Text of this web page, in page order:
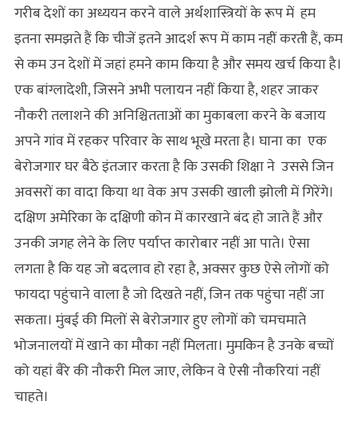
गरीब देशों का अध्ययन करने वाले अर्थशास्त्रियों के रूप में हम
इतना समझते हैं कि चीजें इतने आदर्श रूप में काम नहीं करती हैं, कम
से कम उन देशों में जहां हमने काम किया है और समय खर्च किया है।
एक बांग्लादेशी, जिसने अभी पलायन नहीं किया है, शहर जाकर
नौकरी तलाशने की अनिश्चितताओं का मुकाबला करने के बजाय
अपने गांव में रहकर परिवार के साथ भूखे मरता है। घाना का एक
बेरोजगार घर बैठे इंतजार करता है कि उसकी शिक्षा ने उससे जिन
अवसरों का वादा किया था वेक अप उसकी खाली झोली में गिरेंगे।
दक्षिण अमेरिका के दक्षिणी कोन में कारखाने बंद हो जाते हैं और
उनकी जगह लेने के लिए पर्याप्त कारोबार नहीं आ पाते। ऐसा
लगता है कि यह जो बदलाव हो रहा है, अक्सर कुछ ऐसे लोगों को
फायदा पहुंचाने वाला है जो दिखते नहीं, जिन तक पहुंचा नहीं जा
सकता। मुंबई की मिलों से बेरोजगार हुए लोगों को चमचमाते
भोजनालयों में खाने का मौका नहीं मिलता। मुमकिन है उनके बच्चों
को यहां बैरे की नौकरी मिल जाए, लेकिन वे ऐसी नौकरियां नहीं
चाहते।